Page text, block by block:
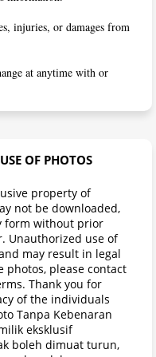
injuries, or damages from
at anytime with or
OF PHOTOS
property of
not be downloaded,
form without prior
Unauthorized use of
may result in legal
photos, please contact
Thank you for
of the individuals
Tanpa Kebenaran
eksklusif
boleh dimuat turun,